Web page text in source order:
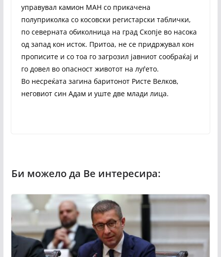
управувал камион МАН со прикачена
полуприколка со косовски регистарски таблички,
по северната обиколница на град Скопје во насока
од запад кон исток. Притоа, не се придржувал кон
прописите и со тоа го загрозил јавниот сообраќај и
го довел во опасност животот на луѓето.
Во несреќата загина баритонот Ристе Велков,
неговиот син Адам и уште две млади лица.